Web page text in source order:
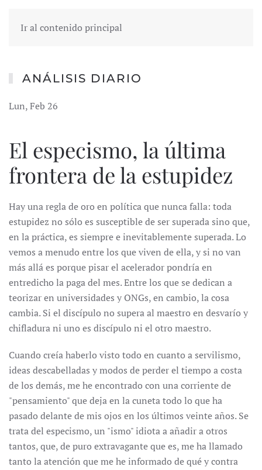
Ir al contenido principal
ANÁLISIS DIARIO
Lun, Feb 26
El especismo, la última
frontera de la estupidez
Hay una regla de oro en política que nunca falla: toda
estupidez no sólo es susceptible de ser superada sino que,
en la práctica, es siempre e inevitablemente superada. Lo
vemos a menudo entre los que viven de ella, y si no van
más allá es porque pisar el acelerador pondría en
entredicho la paga del mes. Entre los que se dedican a
teorizar en universidades y ONGs, en cambio, la cosa
cambia. Si el discípulo no supera al maestro en desvarío y
chifladura ni uno es discípulo ni el otro maestro.
Cuando creía haberlo visto todo en cuanto a servilismo,
ideas descabelladas y modos de perder el tiempo a costa
de los demás, me he encontrado con una corriente de
"pensamiento" que deja en la cuneta todo lo que ha
pasado delante de mis ojos en los últimos veinte años. Se
trata del especismo, un "ismo" idiota a añadir a otros
tantos, que, de puro extravagante que es, me ha llamado
tanto la atención que me he informado de qué y contra